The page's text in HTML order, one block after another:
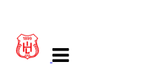
navigasjon